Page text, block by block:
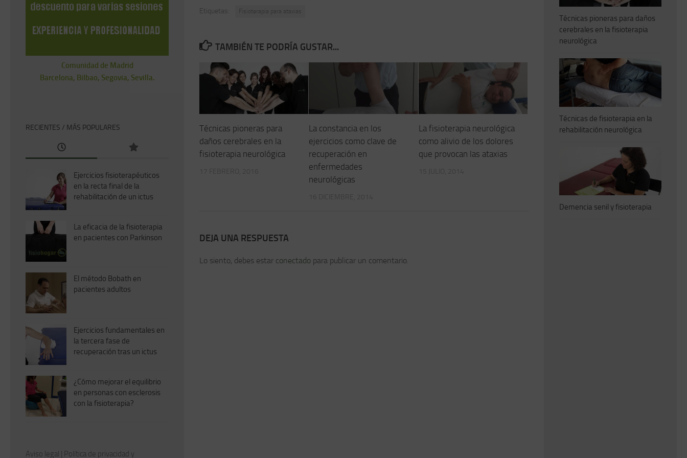
Etiquetas: Fisioterapia para ataxias
TAMBIÉN TE PODRÍA GUSTAR...
Técnicas pioneras para
daños cerebrales en la
fisioterapia neurológica
La constancia en los
ejercicios como clave de
recuperación en
enfermedades
neurológicas
La fisioterapia neurológica
como alivio de los dolores
que provocan las ataxias
DEJA UNA RESPUESTA
Lo siento, debes estar conectado para publicar un comentario.
Comunidad de Madrid
Barcelona, Bilbao, Segovia, Sevilla.
RECIENTES / MÁS POPULARES
Ejercicios fisioterapéuticos
en la recta final de la
rehabilitación de un ictus
La eficacia de la fisioterapia
en pacientes con Parkinson
El método Bobath en
pacientes adultos
Ejercicios fundamentales en
la tercera fase de
recuperación tras un ictus
¿Cómo mejorar el equilibrio
en personas con esclerosis
con la fisioterapia?
Aviso legal | Política de privacidad y
Técnicas pioneras para daños
cerebrales en la fisioterapia
neurológica
Técnicas de fisioterapia en la
rehabilitación neurológica
Demencia senil y fisioterapia